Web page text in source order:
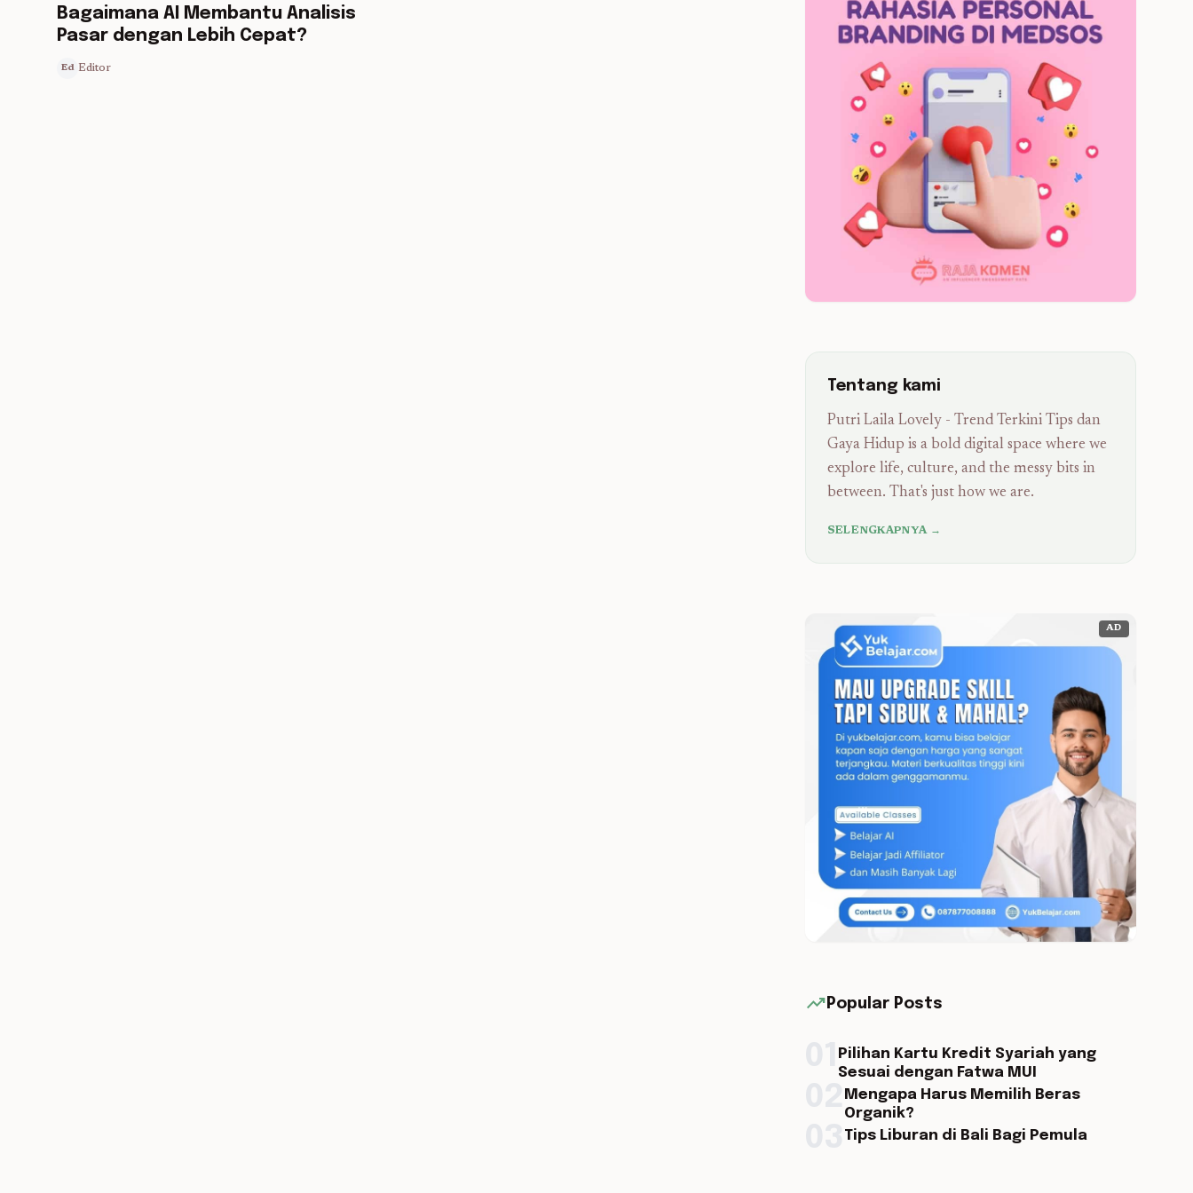
Bagaimana AI Membantu Analisis
Pasar dengan Lebih Cepat?
Ed Editor
Tentang kami
Putri Laila Lovely - Trend Terkini Tips dan
Gaya Hidup is a bold digital space where we
explore life, culture, and the messy bits in
between. That's just how we are.
SELENGKAPNYA →
AD
trending_up Popular Posts
Pilihan Kartu Kredit Syariah yang
Sesuai dengan Fatwa MUI
Mengapa Harus Memilih Beras
Organik?
Tips Liburan di Bali Bagi Pemula